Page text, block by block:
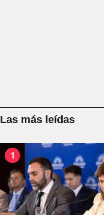
Las más leídas
1